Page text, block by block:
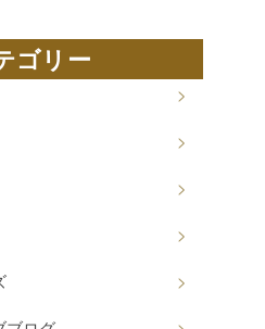
ゴリー